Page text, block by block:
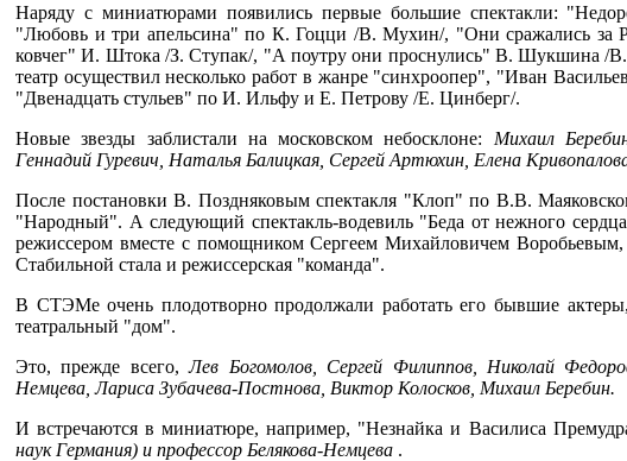
Наряду с миниатюрами появились первые большие спектакли:
"Любовь и три апельсина" по К. Гоцци /В. Мухин/, "Они сражались
ковчег" И. Штока /З. Ступак/, "А поутру они проснулись" В. Шукшина /В.
театр осуществил несколько работ в жанре "синхроопер", "Иван
"Двенадцать стульев" по И. Ильфу и Е. Петрову /Е. Цинберг/.
Новые звезды заблистали на московском небосклоне: Михаил
Геннадий Гуревич, Наталья Балицкая, Сергей Артюхин, Елена
После постановки В. Поздняковым спектакля "Клоп" по В.В.
"Народный". А следующий спектакль-водевиль "Беда от нежного
режиссером вместе с помощником Сергеем Михайловичем
Стабильной стала и режиссерская "команда".
В СТЭМе очень плодотворно продолжали работать его бывшие
театральный "дом".
Это, прежде всего,Лев Богомолов, Сергей Филиппов, Николай
Немцева, Лариса Зубачева-Постнова, Виктор Колосков, Михаил Беребин.
И встречаются в миниатюре, например, "Незнайка и Василиса
наук Германия) и профессор Белякова-Немцева .